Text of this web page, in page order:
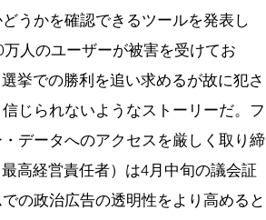
うかを確認できるツールを発表し
人のユーザーが被害を受けてお
挙での勝利を追い求めるが故に犯さ
じられないようなストーリーだ。フ
データへのアクセスを厳しく取り締
高経営責任者）は4月中旬の議会証
の政治広告の透明性をより高めると